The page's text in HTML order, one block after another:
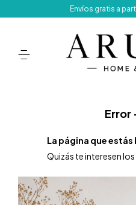
Envíos gratis a partir de
Error
La página que
Quizás te interesen